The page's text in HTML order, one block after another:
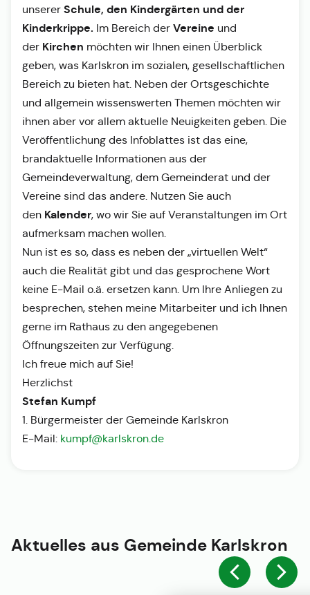
unserer Schule, den Kindergärten und der
Kinderkrippe. Im Bereich der Vereine und
der Kirchen möchten wir Ihnen einen Überblick
geben, was Karlskron im sozialen, gesellschaftlichen
Bereich zu bieten hat. Neben der Ortsgeschichte
und allgemein wissenswerten Themen möchten wir
ihnen aber vor allem aktuelle Neuigkeiten geben. Die
Veröffentlichung des Infoblattes ist das eine,
brandaktuelle Informationen aus der
Gemeindeverwaltung, dem Gemeinderat und der
Vereine sind das andere. Nutzen Sie auch
den Kalender, wo wir Sie auf Veranstaltungen im Ort
aufmerksam machen wollen.
Nun ist es so, dass es neben der „virtuellen Welt“
auch die Realität gibt und das gesprochene Wort
keine E-Mail o.ä. ersetzen kann. Um Ihre Anliegen zu
besprechen, stehen meine Mitarbeiter und ich Ihnen
gerne im Rathaus zu den angegebenen
Öffnungszeiten zur Verfügung.
Ich freue mich auf Sie!
Herzlichst
Stefan Kumpf
1. Bürgermeister der Gemeinde Karlskron
E-Mail: kumpf@karlskron.de
Aktuelles aus Gemeinde Karlskron